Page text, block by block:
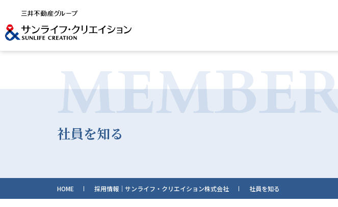
社員を知る
HOME 採用情報｜サンライフ・クリエイション株式会社 社員を知る